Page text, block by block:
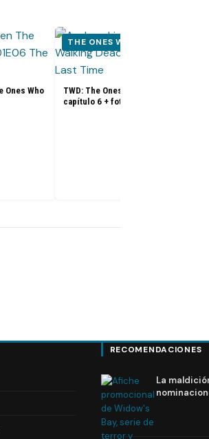
Ones Who
THE ONES WHO LIVE
TWD: The Ones Who Live 1x06:
capítulo 6 + fotos (Final)
RECOMENDACIONES
La